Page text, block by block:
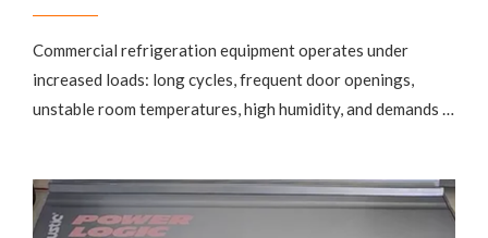
Commercial refrigeration equipment operates under
increased loads: long cycles, frequent door openings,
unstable room temperatures, high humidity, and demands …